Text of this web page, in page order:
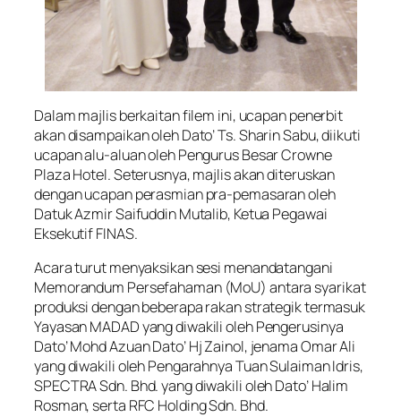
Dalam majlis berkaitan filem ini, ucapan penerbit
akan disampaikan oleh Dato’ Ts. Sharin Sabu, diikuti
ucapan alu-aluan oleh Pengurus Besar Crowne
Plaza Hotel. Seterusnya, majlis akan diteruskan
dengan ucapan perasmian pra-pemasaran oleh
Datuk Azmir Saifuddin Mutalib, Ketua Pegawai
Eksekutif FINAS.
Acara turut menyaksikan sesi menandatangani
Memorandum Persefahaman (MoU) antara syarikat
produksi dengan beberapa rakan strategik termasuk
Yayasan MADAD yang diwakili oleh Pengerusinya
Dato’ Mohd Azuan Dato’ Hj Zainol, jenama Omar Ali
yang diwakili oleh Pengarahnya Tuan Sulaiman Idris,
SPECTRA Sdn. Bhd. yang diwakili oleh Dato’ Halim
Rosman, serta RFC Holding Sdn. Bhd.